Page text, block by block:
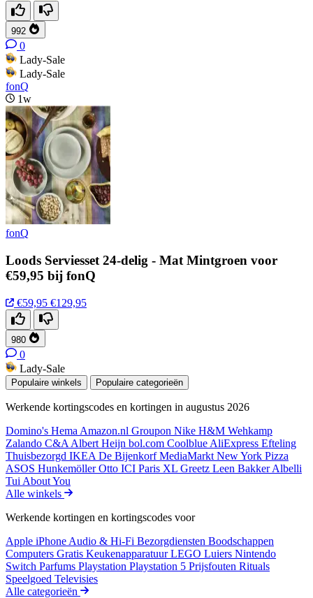
992
0
Lady-Sale
Lady-Sale
fonQ
1w
fonQ
Loods Serviesset 24-delig - Mat Mintgroen voor
€59,95 bij fonQ
€59,95 €129,95
980
0
Lady-Sale
Populaire winkels Populaire categorieën
Werkende kortingscodes en kortingen in augustus 2026
Domino's Hema Amazon.nl Groupon Nike H&M Wehkamp
Zalando C&A Albert Heijn bol.com Coolblue AliExpress Efteling
Thuisbezorgd IKEA De BijenkorfMediaMarkt New York Pizza
ASOS HunkemöllerOtto ICI Paris XL Greetz Leen BakkerAlbelli
Tui About You
Alle winkels
Werkende kortingen en kortingscodes voor
Apple iPhone Audio & Hi-Fi Bezorgdiensten Boodschappen
Computers Gratis KeukenapparatuurLEGO Luiers Nintendo
Switch Parfums Playstation Playstation 5 Prijsfouten Rituals
Speelgoed Televisies
Alle categorieën